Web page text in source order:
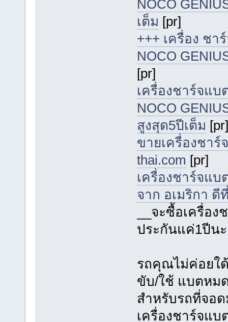
NOCO
เต็ม [pr]
+++ เครื่อง ช
NOCO
[pr]
เครื่องชาร์จแ
NOCO
สูงสุด5ปีเต็ม [pr]
ขายเครื่องชา
thai.com [pr]
เครื่องชาร์จแบ
จาก อเมริกา
__จะซื้อเครื่อ
ประกันแค่1ปีน
รถคุณไม่ค่อยใ
ขับ/ใช้ แบตหม
สำหรับรถที่จอ
เครื่องชาร์จแ